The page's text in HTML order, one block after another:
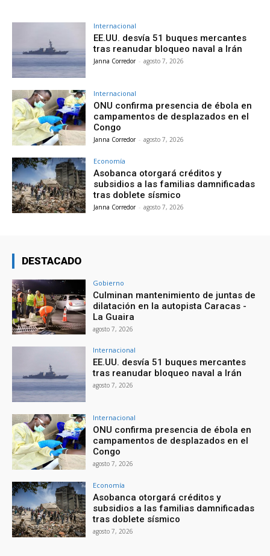
Internacional
EE.UU. desvía 51 buques mercantes
tras reanudar bloqueo naval a Irán
Janna Corredor - agosto 7, 2026
Internacional
ONU confirma presencia de ébola en
campamentos de desplazados en el
Congo
Janna Corredor - agosto 7, 2026
Economía
Asobanca otorgará créditos y
subsidios a las familias damnificadas
tras doblete sísmico
Janna Corredor - agosto 7, 2026
DESTACADO
Gobierno
Culminan mantenimiento de juntas de
dilatación en la autopista Caracas -
La Guaira
agosto 7, 2026
Internacional
EE.UU. desvía 51 buques mercantes
tras reanudar bloqueo naval a Irán
agosto 7, 2026
Internacional
ONU confirma presencia de ébola en
campamentos de desplazados en el
Congo
agosto 7, 2026
Economía
Asobanca otorgará créditos y
subsidios a las familias damnificadas
tras doblete sísmico
agosto 7, 2026